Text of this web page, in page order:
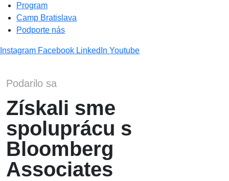
Program
Camp Bratislava
Podporte nás
Instagram Facebook LinkedIn Youtube
Podarilo sa
Získali sme
spoluprácu s
Bloomberg
Associates